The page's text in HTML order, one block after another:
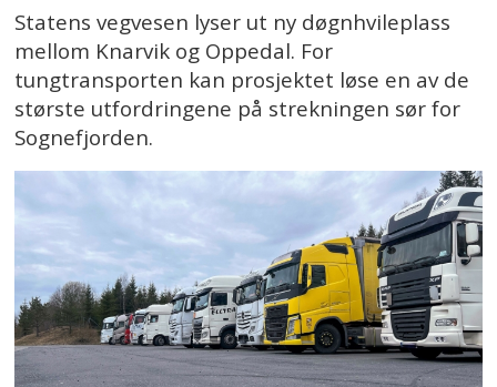
Statens vegvesen lyser ut ny døgnhvileplass
mellom Knarvik og Oppedal. For
tungtransporten kan prosjektet løse en av de
største utfordringene på strekningen sør for
Sognefjorden.